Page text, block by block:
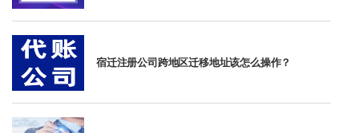
宿迁注册公司跨地区迁移地址该怎么操作？